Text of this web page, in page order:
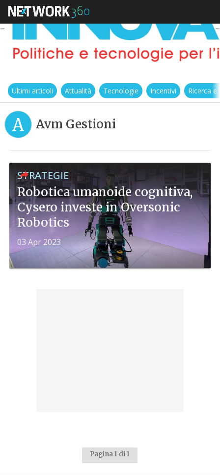
Ultimi articoli Attualità Tecnologie Incentivi Ricerca
A Avm Gestioni
STRATEGIE
Robotica umanoide cognitiva,
Cysero investe in Oversonic
Robotics
03 Apr 2023
Pagina 1 di 1